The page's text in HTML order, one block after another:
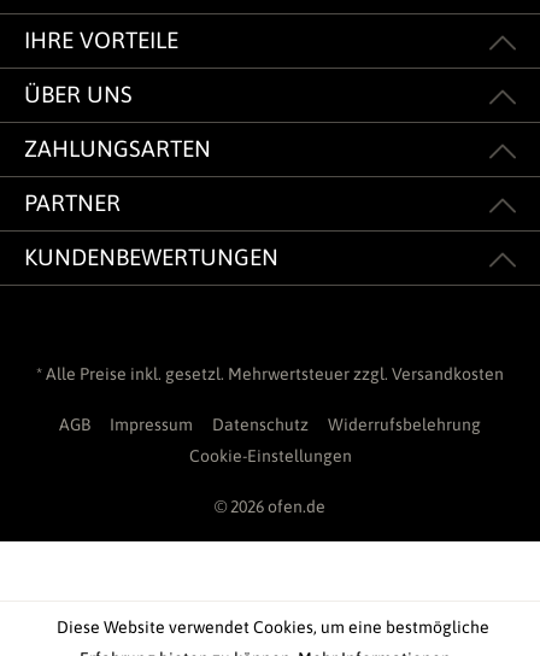
IHRE VORTEILE
ÜBER UNS
ZAHLUNGSARTEN
PARTNER
KUNDENBEWERTUNGEN
* Alle Preise inkl. gesetzl. Mehrwertsteuer zzgl. Versandkosten
AGB Impressum Datenschutz
Widerrufsbelehrung
Cookie-Einstellungen
© 2026 ofen.de
Diese Website verwendet Cookies, um eine bestmögliche